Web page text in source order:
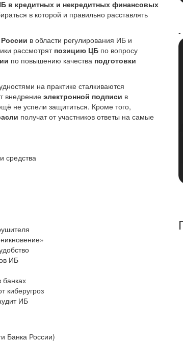
в кредитных и некредитных финансовых
в которой и правильно расставлять
в области регулирования ИБ и
рассмотрят позицию ЦБ по вопросу
по повышению качества подготовки
на практике сталкиваются
внедрение электронной подписи в
не успели защититься. Кроме того,
получат от участников ответы на самые
средства
ИБ
киберугроз
ИБ
Банка России)
-